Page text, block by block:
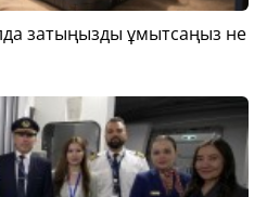
затыңызды ұмытсаңыз не